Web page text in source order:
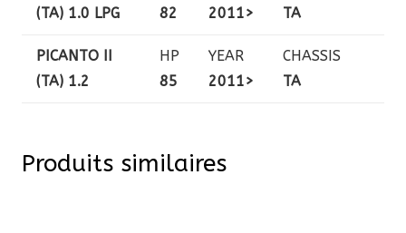
(TA) 1.0 LPG
82
2011>
TA
PICANTO II
(TA) 1.2
HP
85
YEAR
2011>
CHASSIS
TA
Produits similaires